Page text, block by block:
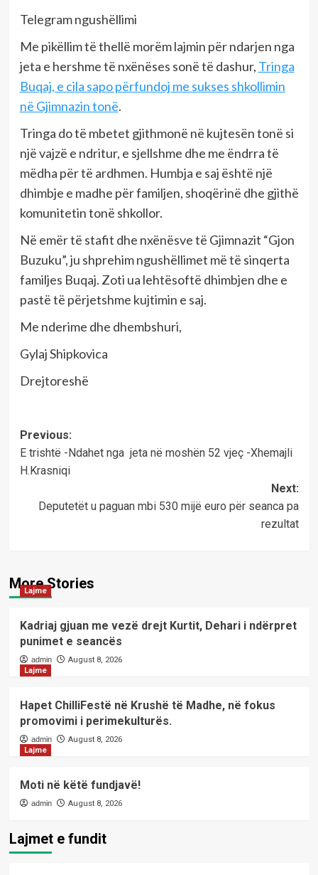
Telegram ngushëllimi
Me pikëllim të thellë morëm lajmin për ndarjen nga
jeta e hershme të nxënëses sonë të dashur, Tringa
Buqaj, e cila sapo përfundoj me sukses shkollimin
në Gjimnazin tonë.
Tringa do të mbetet gjithmonë në kujtesën tonë si
një vajzë e ndritur, e sjellshme dhe me ëndrra të
mëdha për të ardhmen. Humbja e saj është një
dhimbje e madhe për familjen, shoqërinë dhe gjithë
komunitetin tonë shkollor.
Në emër të stafit dhe nxënësve të Gjimnazit “Gjon
Buzuku”, ju shprehim ngushëllimet më të sinqerta
familjes Buqaj. Zoti ua lehtësoftë dhimbjen dhe e
pastë të përjetshme kujtimin e saj.
Me nderime dhe dhembshuri,
Gylaj Shipkovica
Drejtoreshë
Post
navigation
Previous:
E trishtë -Ndahet nga jeta në moshën 52 vjeç -Xhemajli
H.Krasniqi
Next:
Deputetët u paguan mbi 530 mijë euro për seanca pa
rezultat
More Stories
Lajme
Kadriaj gjuan me vezë drejt Kurtit, Dehari i ndërpret
punimet e seancës
admin
August 8, 2026
Lajme
Hapet ChilliFestë në Krushë të Madhe, në fokus
promovimi i perimekulturës.
admin
August 8, 2026
Lajme
Moti në këtë fundjavë!
admin August 8, 2026
Lajmet e fundit